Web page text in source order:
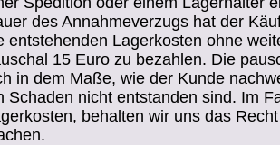
des Annahmeverzugs hat der
entstehenden Lagerkosten ohne
15 Euro zu bezahlen. Die
in dem Maße, wie der Kunde
Schaden nicht entstanden sind. Im
behalten wir uns das